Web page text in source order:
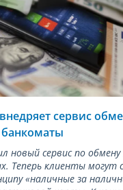
сервис
новый сервис по
Теперь клиенты могут
«наличные за